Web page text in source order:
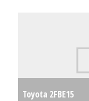
Toyota 2FBE15